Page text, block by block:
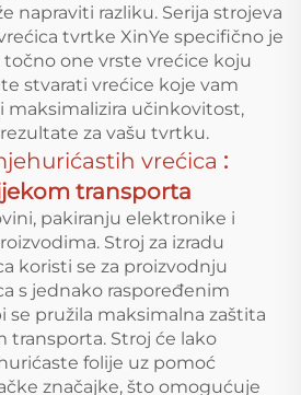
napraviti razliku. Serija strojeva
tvrtke XinYe specifično je
točno one vrste vrećice koju
stvarati vrećice koje vam
maksimalizira učinkovitost,
za vašu tvrtku.
vrećica :
transporta
pakiranju elektronike i
Stroj za izradu
koristi se za proizvodnju
s jednako raspoređenim
se pružila maksimalna zaštita
transporta. Stroj će lako
folije uz pomoć
značajke, što omogućuje